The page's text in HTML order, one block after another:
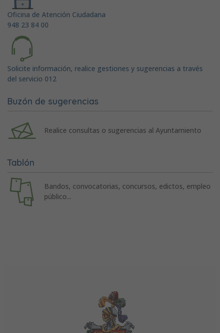
Oficina de Atención Ciudadana
948 23 84 00
Solicite información, realice gestiones y sugerencias a través
del servicio 012
Buzón de sugerencias
Realice consultas o sugerencias al Ayuntamiento
Tablón
Bandos, convocatorias, concursos, edictos, empleo
público...